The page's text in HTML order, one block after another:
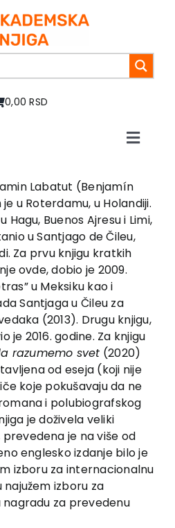
0,00 RSD
Toggle
Labatut (Benjamín
u Roterdamu, u Holandiji.
Buenos Ajresu i Limi,
u Santjago de Čileu,
Za prvu knjigu kratkih
ovde, dobio je 2009.
u Meksiku kao i
Santjaga u Čileu za
(2013). Drugu knjigu,
je 2016. godine. Za knjigu
razumemo svet (2020)
od eseja (koji nije
koje pokušavaju da ne
i polubiografskog
je doživela veliki
je na više od
englesko izdanje bilo je
izboru za internacionalnu
najužem izboru za
nagradu za prevedenu